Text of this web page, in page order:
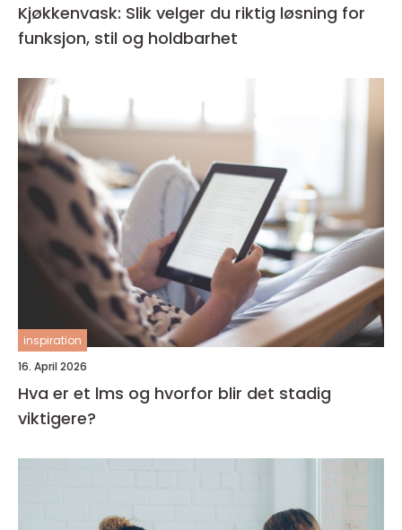
Kjøkkenvask: Slik velger du riktig løsning for
funksjon, stil og holdbarhet
inspiration
16. April 2026
Hva er et lms og hvorfor blir det stadig
viktigere?